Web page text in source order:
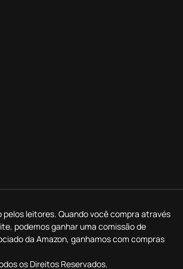
pelos leitores. Quando você compra através
podemos ganhar uma comissão de
da Amazon, ganhamos com compras
os Direitos Reservados.